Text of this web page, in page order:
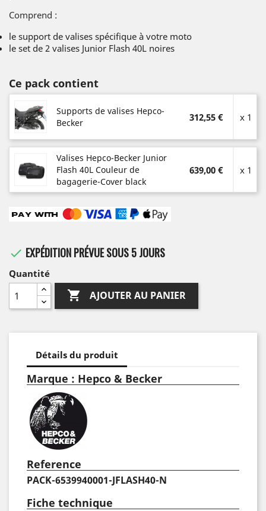
Comprend :
le support de valises spécifique à votre moto
le set de 2 valises Junior Flash 40L noires
Ce pack contient
Supports de valises Hepco-
Becker
312,55 € x 1
Valises Hepco-Becker Junior
Flash 40L Couleur de
bagagerie-Cover black
639,00 € x 1
 EXPÉDITION PRÉVUE SOUS 5 JOURS
Quantité
 AJOUTER AU PANIER
Détails du produit
Marque : Hepco & Becker
Reference
PACK-6539940001-JFLASH40-N
Fiche technique